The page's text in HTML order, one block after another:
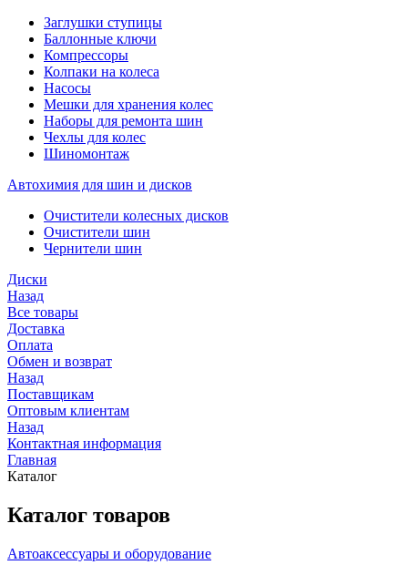
Заглушки ступицы
Баллонные ключи
Компрессоры
Колпаки на колеса
Насосы
Мешки для хранения колес
Наборы для ремонта шин
Чехлы для колес
Шиномонтаж
Автохимия для шин и дисков
Очистители колесных дисков
Очистители шин
Чернители шин
Диски
Назад
Все товары
Доставка
Оплата
Обмен и возврат
Назад
Поставщикам
Оптовым клиентам
Назад
Контактная информация
Главная
Каталог
Каталог товаров
Автоаксессуары и оборудование